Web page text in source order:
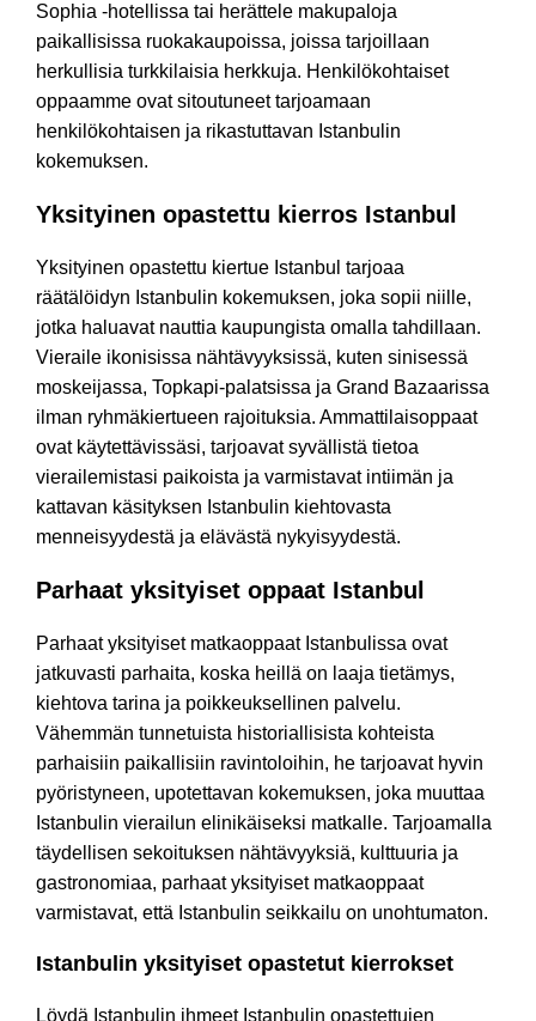
Sophia -hotellissa tai herättele makupaloja
paikallisissa ruokakaupoissa, joissa tarjoillaan
herkullisia turkkilaisia herkkuja. Henkilökohtaiset
oppaamme ovat sitoutuneet tarjoamaan
henkilökohtaisen ja rikastuttavan Istanbulin
kokemuksen.
Yksityinen opastettu kierros Istanbul
Yksityinen opastettu kiertue Istanbul tarjoaa
räätälöidyn Istanbulin kokemuksen, joka sopii niille,
jotka haluavat nauttia kaupungista omalla tahdillaan.
Vieraile ikonisissa nähtävyyksissä, kuten sinisessä
moskeijassa, Topkapi-palatsissa ja Grand Bazaarissa
ilman ryhmäkiertueen rajoituksia. Ammattilaisoppaat
ovat käytettävissäsi, tarjoavat syvällistä tietoa
vierailemistasi paikoista ja varmistavat intiimän ja
kattavan käsityksen Istanbulin kiehtovasta
menneisyydestä ja elävästä nykyisyydestä.
Parhaat yksityiset oppaat Istanbul
Parhaat yksityiset matkaoppaat Istanbulissa ovat
jatkuvasti parhaita, koska heillä on laaja tietämys,
kiehtova tarina ja poikkeuksellinen palvelu.
Vähemmän tunnetuista historiallisista kohteista
parhaisiin paikallisiin ravintoloihin, he tarjoavat hyvin
pyöristyneen, upotettavan kokemuksen, joka muuttaa
Istanbulin vierailun elinikäiseksi matkalle. Tarjoamalla
täydellisen sekoituksen nähtävyyksiä, kulttuuria ja
gastronomiaa, parhaat yksityiset matkaoppaat
varmistavat, että Istanbulin seikkailu on unohtumaton.
Istanbulin yksityiset opastetut kierrokset
Löydä Istanbulin ihmeet Istanbulin opastettujen